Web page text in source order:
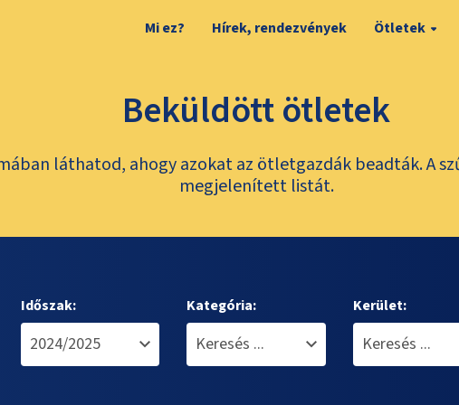
Mi ez? Hírek, rendezvények Ötletek
Beküldött ötletek
láthatod, ahogy azokat az ötletgazdák beadták. A
megjelenített listát.
Időszak: Kategória: Kerület: